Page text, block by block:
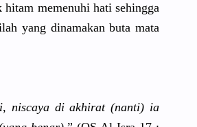
memenuhi hati sehingga
yang dinamakan buta mata
niscaya di akhirat (nanti) ia